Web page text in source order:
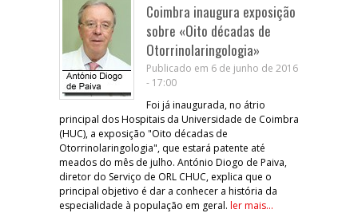
Coimbra inaugura exposição
sobre «Oito décadas de
Otorrinolaringologia»
Publicado em 6 de junho de 2016
- 17:00
Foi já inaugurada, no átrio
principal dos Hospitais da Universidade de Coimbra
(HUC), a exposição "Oito décadas de
Otorrinolaringologia", que estará patente até
meados do mês de julho. António Diogo de Paiva,
diretor do Serviço de ORL CHUC, explica que o
principal objetivo é dar a conhecer a história da
especialidade à população em geral. ler mais...